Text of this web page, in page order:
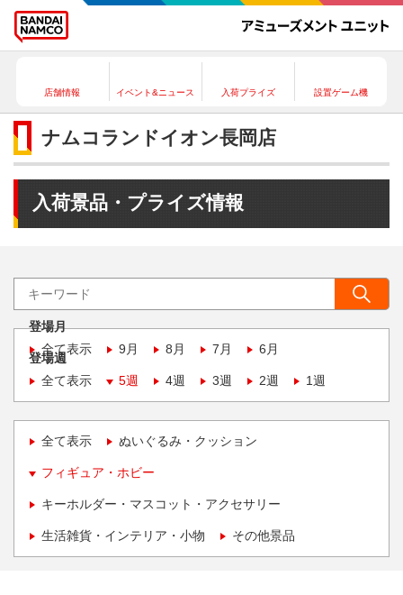
店舗情報 イベント&ニュース 入荷プライズ 設置ゲーム機
ナムコランドイオン長岡店
入荷景品・プライズ情報
登場月
全て表示
9月 8月 7月 6月
登場週
全て表示
5週 4週 3週 2週 1週
全て表示 ぬいぐるみ・クッション
フィギュア・ホビー
キーホルダー・マスコット・アクセサリー
生活雑貨・インテリア・小物 その他景品